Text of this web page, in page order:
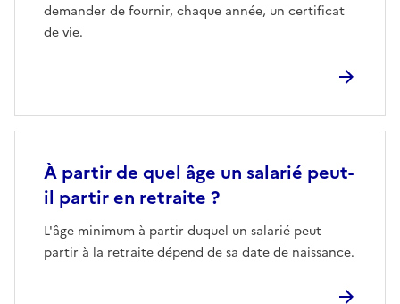
demander de fournir, chaque année, un certificat
de vie.
À partir de quel âge un salarié peut-
il partir en retraite ?
L'âge minimum à partir duquel un salarié peut
partir à la retraite dépend de sa date de naissance.